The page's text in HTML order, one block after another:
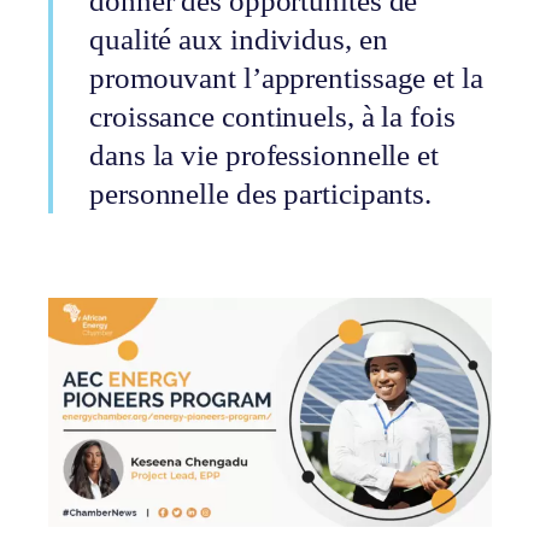
qualité aux individus, en
promouvant l’apprentissage et la
croissance continuels, à la fois
dans la vie professionnelle et
personnelle des participants.